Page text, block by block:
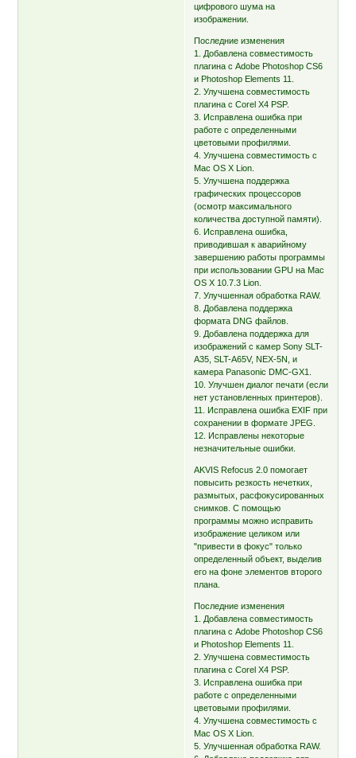
цифрового шума на
изображении.
Последние изменения
1. Добавлена совместимость
плагина с Adobe Photoshop CS6
и Photoshop Elements 11.
2. Улучшена совместимость
плагина с Corel X4 PSP.
3. Исправлена ошибка при
работе с определенными
цветовыми профилями.
4. Улучшена совместимость с
Mac OS X Lion.
5. Улучшена поддержка
графических процессоров
(осмотр максимального
количества доступной памяти).
6. Исправлена ошибка,
приводившая к аварийному
завершению работы программы
при использовании GPU на Mac
OS X 10.7.3 Lion.
7. Улучшенная обработка RAW.
8. Добавлена поддержка
формата DNG файлов.
9. Добавлена поддержка для
изображений с камер Sony SLT-
A35, SLT-A65V, NEX-5N, и
камера Panasonic DMC-GX1.
10. Улучшен диалог печати (если
нет установленных принтеров).
11. Исправлена ошибка EXIF при
сохранении в формате JPEG.
12. Исправлены некоторые
незначительные ошибки.
AKVIS Refocus 2.0 помогает
повысить резкость нечетких,
размытых, расфокусированных
снимков. С помощью
программы можно исправить
изображение целиком или
"привести в фокус" только
определенный объект, выделив
его на фоне элементов второго
плана.
Последние изменения
1. Добавлена совместимость
плагина с Adobe Photoshop CS6
и Photoshop Elements 11.
2. Улучшена совместимость
плагина с Corel X4 PSP.
3. Исправлена ошибка при
работе с определенными
цветовыми профилями.
4. Улучшена совместимость с
Mac OS X Lion.
5. Улучшенная обработка RAW.